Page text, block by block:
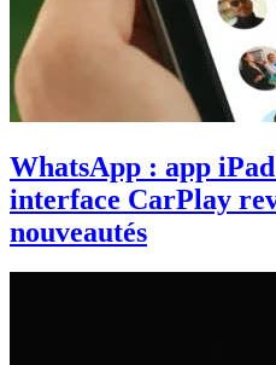
WhatsApp : app
interface CarPlay
nouveautés